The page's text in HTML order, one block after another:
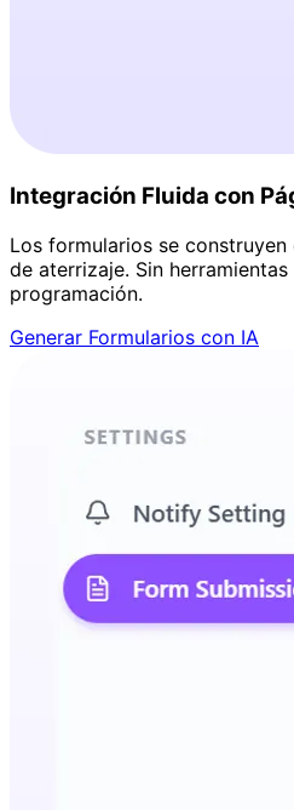
Integración Fluida con
Los formularios se
de aterrizaje. Sin herramientas
programación.
Generar Formularios con IA